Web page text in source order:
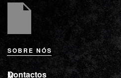
SOBRE NÓS
M
L
IContactos